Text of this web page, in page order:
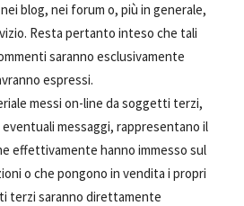
blog, nei forum o, più in generale,
Resta pertanto inteso che tali
saranno esclusivamente
espressi.
messi on-line da soggetti terzi,
messaggi, rappresentano il
effettivamente hanno immesso sul
o che pongono in vendita i propri
terzi saranno direttamente